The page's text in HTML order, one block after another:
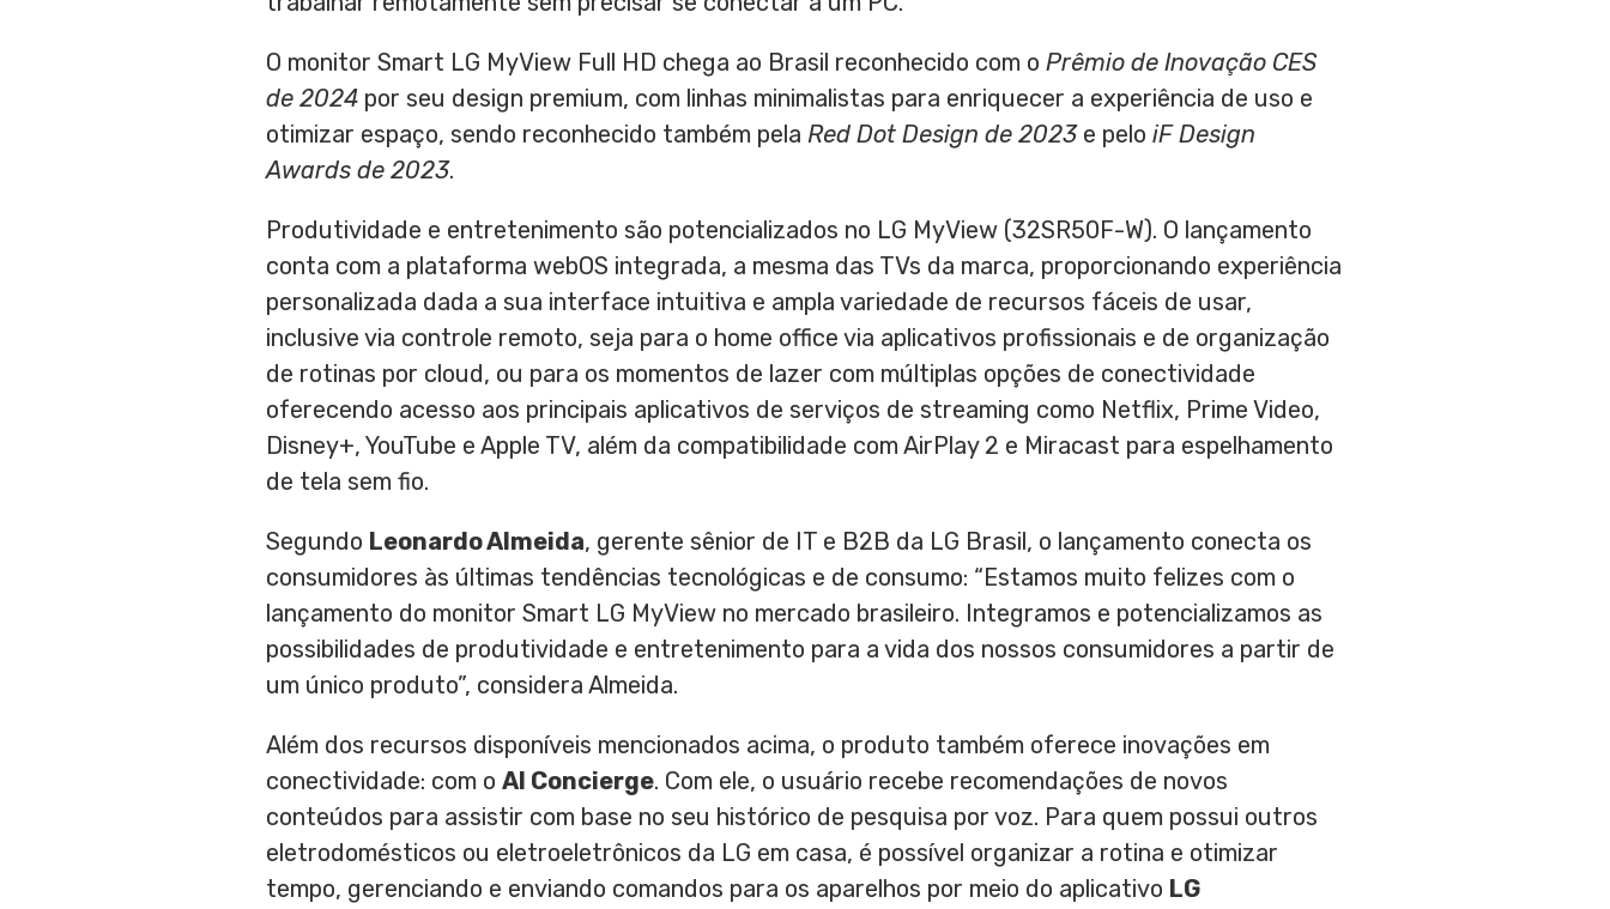
O monitor Smart LG MyView Full HD chega ao Brasil reconhecido com o Prêmio de Inovação CES
de 2024 por seu design premium, com linhas minimalistas para enriquecer a experiência de uso e
otimizar espaço, sendo reconhecido também pela Red Dot Design de 2023e pelo iF Design
Awards de 2023.
Produtividade e entretenimento são potencializados no LG MyView (32SR50F-W). O lançamento
conta com a plataforma webOS integrada, a mesma das TVs da marca, proporcionando experiência
personalizada dada a sua interface intuitiva e ampla variedade de recursos fáceis de usar,
inclusive via controle remoto, seja para o home office via aplicativos profissionais e de organização
de rotinas por cloud, ou para os momentos de lazer com múltiplas opções de conectividade
oferecendo acesso aos principais aplicativos de serviços de streaming como Netflix, Prime Video,
Disney+, YouTube e Apple TV, além da compatibilidade com AirPlay 2 e Miracast para espelhamento
de tela sem fio.
Segundo Leonardo Almeida, gerente sênior de IT e B2B da LG Brasil, o lançamento conecta os
consumidores às últimas tendências tecnológicas e de consumo: “Estamos muito felizes com o
lançamento do monitor Smart LG MyView no mercado brasileiro. Integramos e potencializamos as
possibilidades de produtividade e entretenimento para a vida dos nossos consumidores a partir de
um único produto”, considera Almeida.
Além dos recursos disponíveis mencionados acima, o produto também oferece inovações em
conectividade: com o AI Concierge. Com ele, o usuário recebe recomendações de novos
conteúdos para assistir com base no seu histórico de pesquisa por voz. Para quem possui outros
eletrodomésticos ou eletroeletrônicos da LG em casa, é possível organizar a rotina e otimizar
tempo, gerenciando e enviando comandos para os aparelhos por meio do aplicativo LG